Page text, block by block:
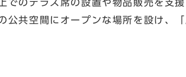
でのテラス席の設置や物品販売を支
公共空間にオープンな場所を設け、